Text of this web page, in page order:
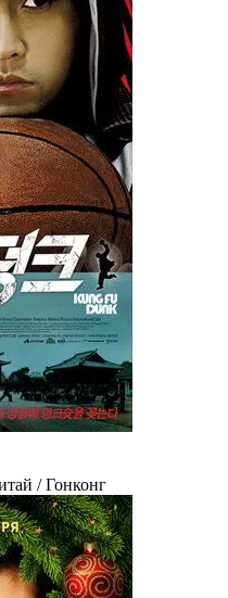
/ Гонконг